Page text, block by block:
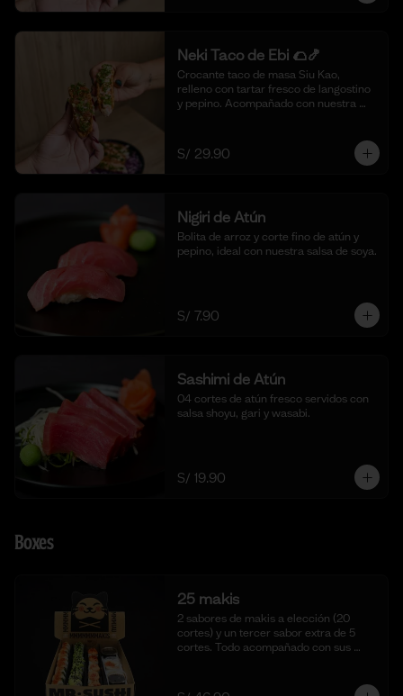
Neki Taco de Ebi 🌮🍤
Crocante taco de masa Siu Kao,
relleno con tartar fresco de langostino
y pepino. Acompañado con nuestra
S/ 29.90
Nigiri de Atún
Bolita de arroz y corte fino de atún y
pepino, ideal con nuestra salsa de soya.
S/ 7.90
Sashimi de Atún
04 cortes de atún fresco servidos con
salsa shoyu, gari y wasabi.
S/ 19.90
Boxes
25 makis
2 sabores de makis a elección (20
cortes) y un tercer sabor extra de 5
cortes. Todo acompañado con sus